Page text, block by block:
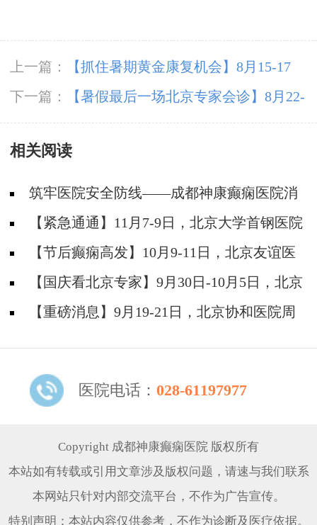
上一篇：
【抓住暑期黄金康复机会】8月15-17
日，首都医科大学附属北京天坛医院杨涛博士空
降成都会诊，速约！
下一篇：
【暑假最后一场北京专家会诊】8月22-
24日，北京大学首钢医院高伟教授亲临成都免费
会诊，助力健康新学
相关阅读
筑牢医院安全防线——成都神康癫痫医院消
防安全培训纪实
【紧急通通】11月7-9日，北京大学首钢医院
神经内科胡颖教授亲临成都会诊，破解癫痫疑难
【节后癫痫高发】10月9-11日，北京友谊医
院陈葵博士免费会诊+治疗援助，破解癫痫难
题！
【国庆看北京专家】9月30日-10月5日，北京
天坛&首钢医院两大专家蓉城亲诊+癫痫大额救
【重磅消息】9月19-21日，北京协和医院周
线！
医院电话： 028-61197977
Copyright 成都神康癫痫医院 版权所有
本站如有转载或引用文章涉及版权问题，请速与我们联系
本网站只针对内部交流平台，不作为广告宣传。
特别声明：本站内容仅供参考，不作为诊断及医疗依据。